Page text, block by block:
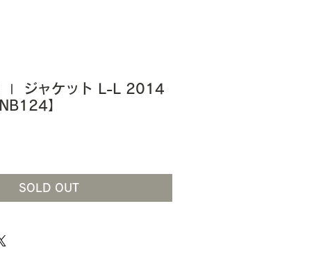
Ⅰ ジャケット L-L 2014
】
SOLD OUT